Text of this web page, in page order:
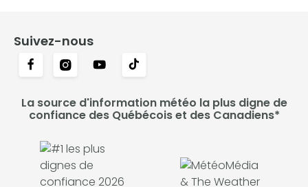
Suivez-nous
La source d'information météo la plus digne de
confiance des Québécois et des Canadiens*